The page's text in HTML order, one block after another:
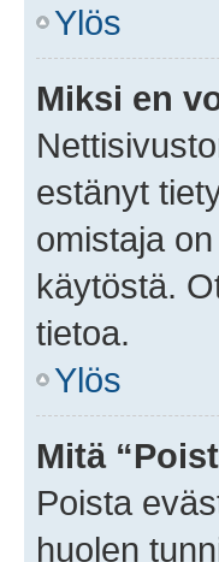
Ylös
Miksi en
estänyt
omistaja
käytöstä.
tietoa.
Ylös
Mitä
Poista
huolen